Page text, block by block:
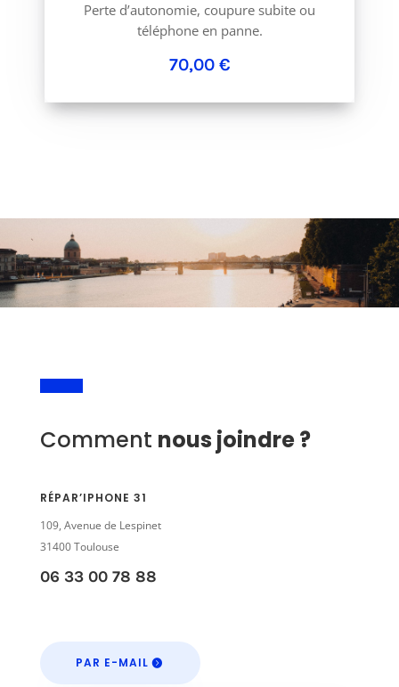
Perte d’autonomie, coupure subite ou
téléphone en panne.
70,00 €
Comment nous joindre ?
RÉPAR’IPHONE 31
109, Avenue de Lespinet
31400 Toulouse
06 33 00 78 88
PAR E-MAIL